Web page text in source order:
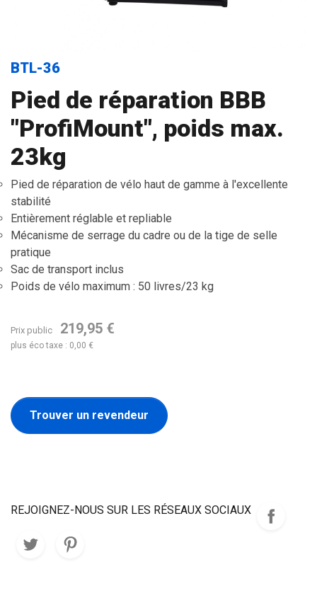
BTL-36
Pied de réparation BBB
"ProfiMount", poids max.
23kg
Pied de réparation de vélo haut de gamme à l'excellente
stabilité
Entièrement réglable et repliable
Mécanisme de serrage du cadre ou de la tige de selle
pratique
Sac de transport inclus
Poids de vélo maximum : 50 livres/23 kg
Prix public 219,95 €
plus éco taxe : 0,00 €
Trouver un revendeur
REJOIGNEZ-NOUS SUR LES RÉSEAUX SOCIAUX